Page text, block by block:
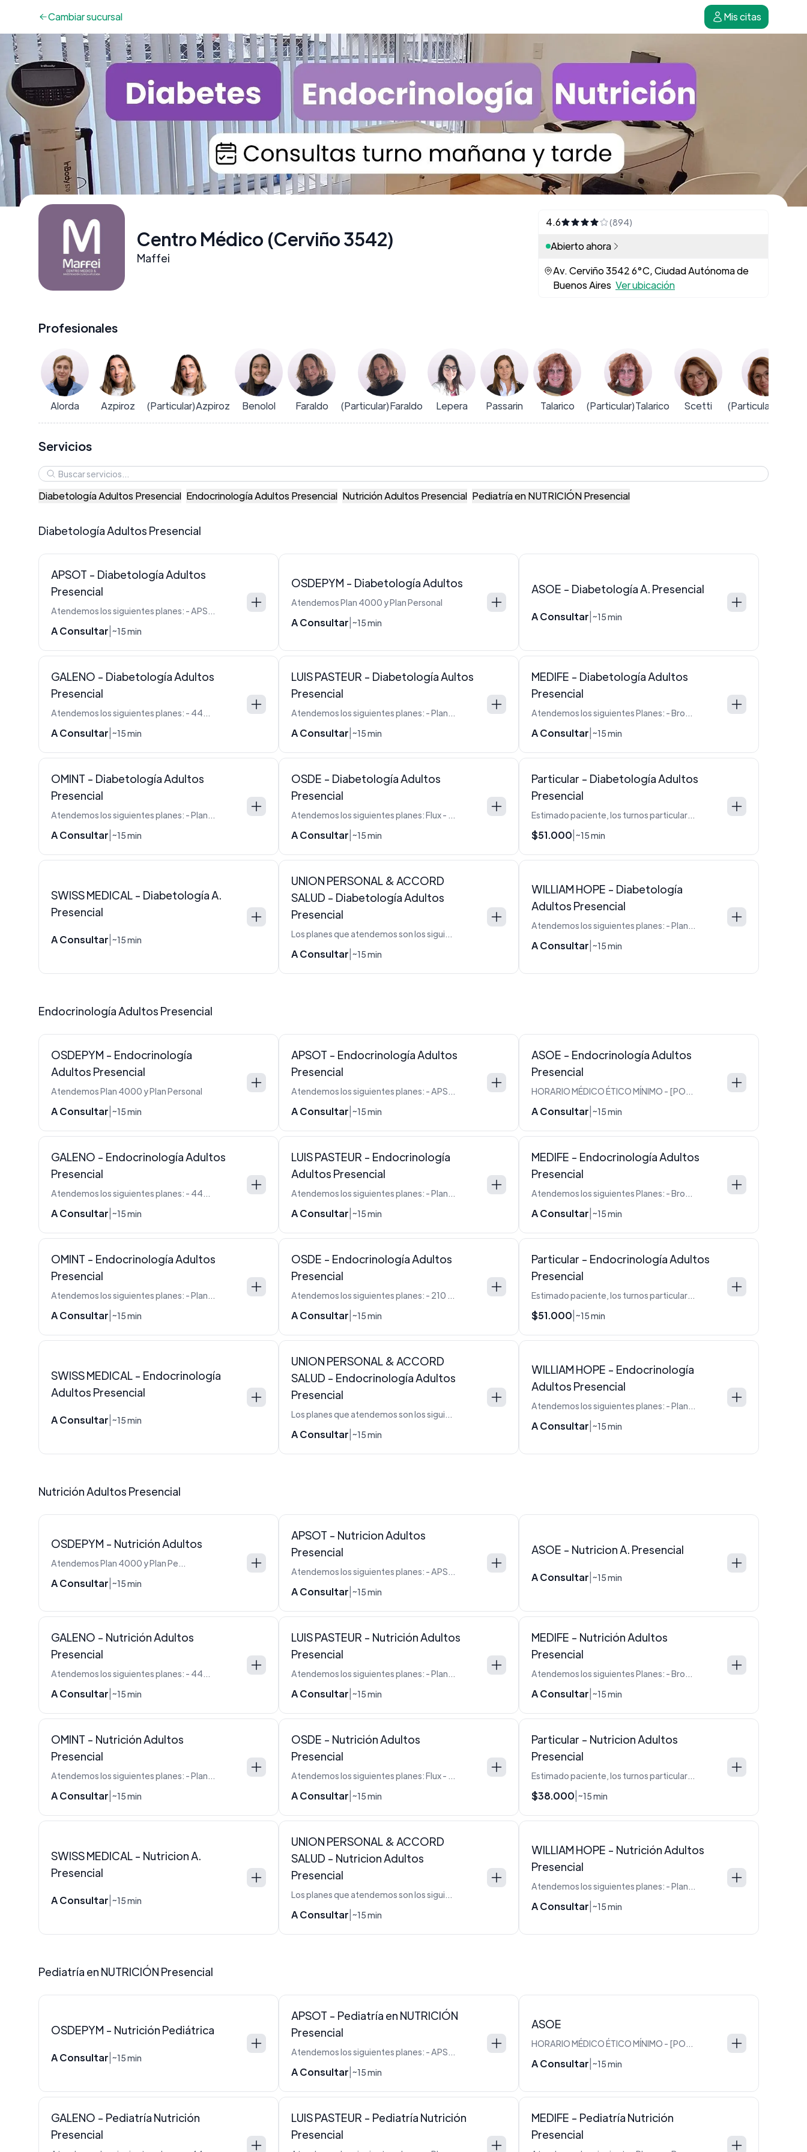
Cambiarsucursal Mis citas
Centro Médico (Cerviño 3542)
Maffei
4.6 (894)
Abierto ahora
Av. Cerviño 3542 6°C, Ciudad Autónoma de
Buenos Aires Ver ubicación
Profesionales
Alorda Azpiroz (Particular)Azpiroz Benolol Faraldo (Particular)Faraldo Lepera‎ Passarin Talarico (Particular)Talarico Scetti (Particular)Scetti
Servicios
Diabetología Adultos Presencial Endocrinología Adultos Presencial Nutrición Adultos Presencial Pediatría en NUTRICIÓN Presencial
Diabetología Adultos Presencial
APSOT - Diabetología Adultos
Presencial
A Consultar ~15 min
OSDEPYM - Diabetología Adultos
Atendemos Plan 4000 y Plan Personal
A Consultar ~15 min
ASOE - Diabetología A. Presencial
A Consultar ~15 min
GALENO - Diabetología Adultos
Presencial
A Consultar ~15 min
LUIS PASTEUR - Diabetología Aultos
Presencial
A Consultar ~15 min
MEDIFE - Diabetología Adultos
Presencial
A Consultar ~15 min
OMINT - Diabetología Adultos
Presencial
A Consultar ~15 min
OSDE - Diabetología Adultos
Presencial
A Consultar ~15 min
Particular - Diabetología Adultos
Presencial
$51.000 ~15 min
SWISS MEDICAL - Diabetología A.
Presencial
A Consultar ~15 min
UNION PERSONAL & ACCORD
SALUD - Diabetología Adultos
Presencial
A Consultar ~15 min
WILLIAM HOPE - Diabetología
Adultos Presencial
A Consultar ~15 min
Endocrinología Adultos Presencial
OSDEPYM - Endocrinología
Adultos Presencial
Atendemos Plan 4000 y Plan Personal
A Consultar ~15 min
APSOT - Endocrinología Adultos
Presencial
A Consultar ~15 min
ASOE - Endocrinología Adultos
Presencial
A Consultar ~15 min
GALENO - Endocrinología Adultos
Presencial
A Consultar ~15 min
LUIS PASTEUR - Endocrinología
Adultos Presencial
A Consultar ~15 min
MEDIFE - Endocrinología Adultos
Presencial
A Consultar ~15 min
OMINT - Endocrinología Adultos
Presencial
A Consultar ~15 min
OSDE - Endocrinología Adultos
Presencial
A Consultar ~15 min
Particular - Endocrinología Adultos
Presencial
$51.000 ~15 min
SWISS MEDICAL - Endocrinología
Adultos Presencial
A Consultar ~15 min
UNION PERSONAL & ACCORD
SALUD - Endocrinología Adultos
Presencial
A Consultar ~15 min
WILLIAM HOPE - Endocrinología
Adultos Presencial
A Consultar ~15 min
Nutrición Adultos Presencial
OSDEPYM - Nutrición Adultos
A Consultar ~15 min
APSOT - Nutricion Adultos
Presencial
A Consultar ~15 min
ASOE - Nutricion A. Presencial
A Consultar ~15 min
GALENO - Nutrición Adultos
Presencial
A Consultar ~15 min
LUIS PASTEUR - Nutrición Adultos
Presencial
A Consultar ~15 min
MEDIFE - Nutrición Adultos
Presencial
A Consultar ~15 min
OMINT - Nutrición Adultos
Presencial
A Consultar ~15 min
OSDE - Nutrición Adultos
Presencial
A Consultar ~15 min
Particular - Nutricion Adultos
Presencial
$38.000 ~15 min
SWISS MEDICAL - Nutricion A.
Presencial
A Consultar ~15 min
UNION PERSONAL & ACCORD
SALUD - Nutricion Adultos
Presencial
A Consultar ~15 min
WILLIAM HOPE - Nutrición Adultos
Presencial
A Consultar ~15 min
Pediatría en NUTRICIÓN Presencial
OSDEPYM - Nutrición Pediátrica
A Consultar ~15 min
APSOT - Pediatría en NUTRICIÓN
Presencial
A Consultar ~15 min
ASOE
A Consultar ~15 min
GALENO - Pediatría Nutrición
Presencial
LUIS PASTEUR - Pediatría Nutrición
Presencial
MEDIFE - Pediatría Nutrición
Presencial